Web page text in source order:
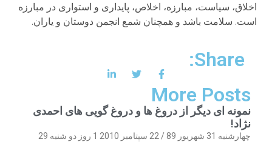
اخلاق، سیاست، مبارزه، اخلاص، پایداری و استواری در مبارزه
است. سلامت باشد و همچنان شمع انجمن دوستان و یاران.
Share:
More Posts
نمونه ای دیگر از دروغ ها و دروغ گویی های احمدی
نژاد!
چهارشنبه 31 شهریور 89 / 22 سپتامبر 2010 1 روز دو شنبه 29